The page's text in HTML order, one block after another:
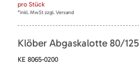
pro Stück
*inkl. MwSt zzgl. Versand
Klöber Abgaskalotte 80/
KE 8065-0200